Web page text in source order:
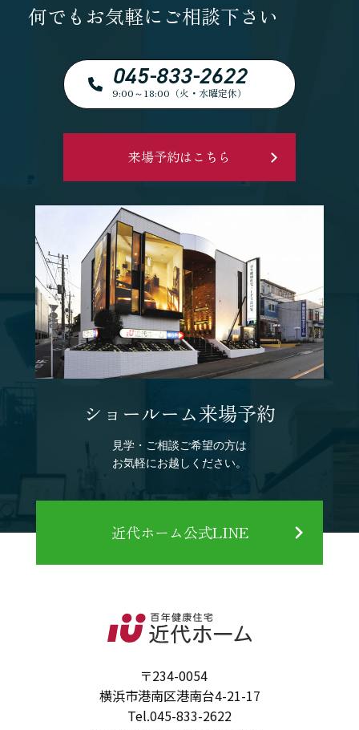
何でもお気軽にご相談下さい
045-833-2622
9:00～18:00（火・水曜定休）
来場予約はこちら
ショールーム来場予約
見学・ご相談ご希望の方は
お気軽にお越しください。
近代ホーム公式LINE
〒234-0054
横浜市港南区港南台4-21-17
Tel.045-833-2622